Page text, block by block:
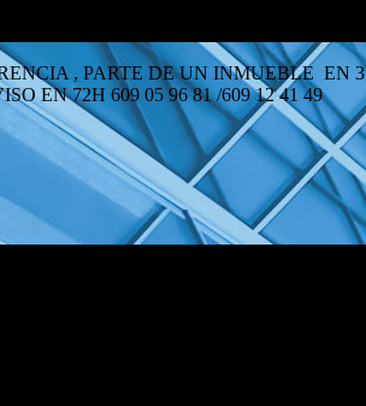
UN INMUEBLE EN 3
EN 72H 609 05 96 81 /609 12 41 49